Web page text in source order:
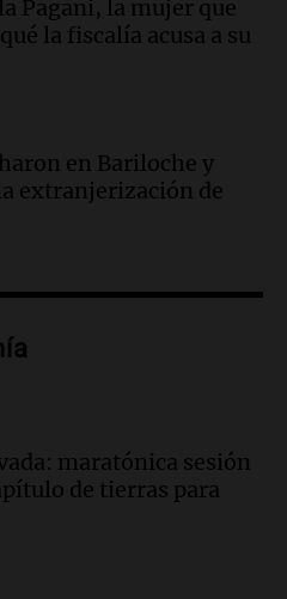
clave sobre el
Dolores
psicóloga experta
Pagani, la mujer que
la fiscalía acusa a su
en Bariloche y
extranjerización de
maratónica sesión
de tierras para